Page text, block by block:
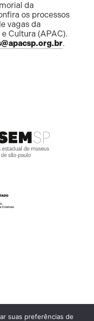
da
os processos
vagas da
Cultura (APAC).
.
suas preferências de